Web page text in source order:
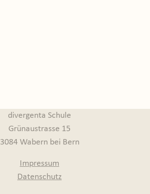
divergenta Schule
Grünaustrasse 15
3084 Wabern bei Bern
Impressum
Datenschutz